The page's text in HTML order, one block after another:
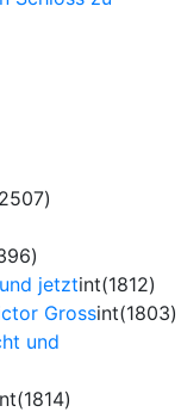
jetztint(1812)
Grossint(1803)
und